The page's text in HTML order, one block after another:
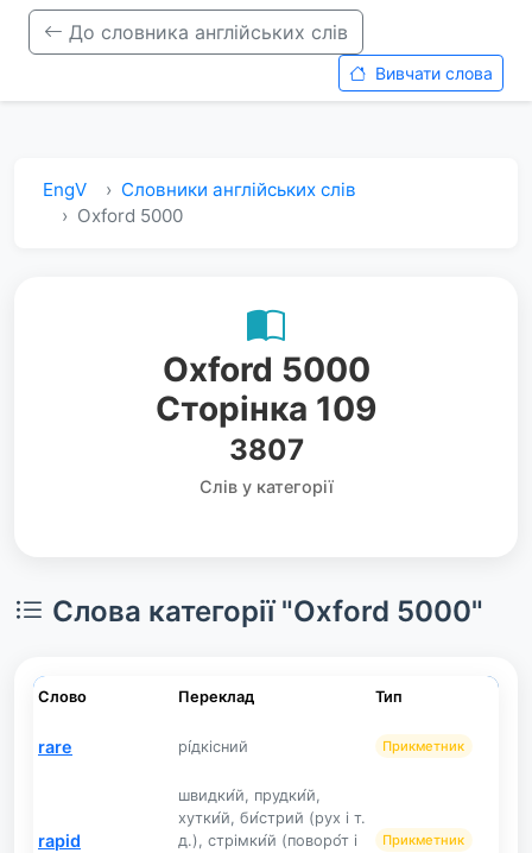
До словника англійських слів
Вивчати слова
EngV
Словники англійських слів
Oxford 5000
Oxford 5000
Сторінка 109
3807
Слів у категорії
Слова категорії "Oxford 5000"
Слово Переклад Тип
rare рі́дкісний Прикметник
rapid
швидки́й, прудки́й,
хутки́й, би́стрий (рух і т.
д.), стрімки́й (поворо́т і
Прикметник